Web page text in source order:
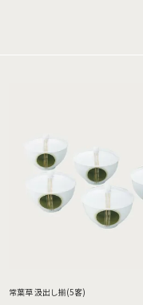
常葉草 汲出し揃(5客)